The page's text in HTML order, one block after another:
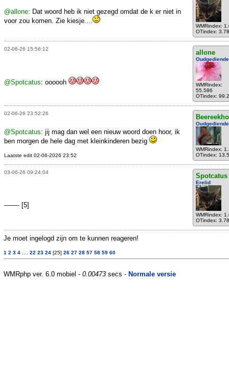
WMRindex:
OTindex:
@allone: Dat woord heb ik niet gezegd omdat de k er niet in
voor zou komen. Zie kiesje....
02-06-26 15:56:12 allone
Oudgediende
WMRindex:
55.586
OTindex:
@Spotcatus: oooooh
02-06-26 23:52:26
Oudgediende
WMRindex:
OTindex:
@Spotcatus: jij mag dan wel een nieuw woord doen hoor, ik
ben morgen de hele dag met kleinkinderen bezig
Laatste edit 02-06-2026 23:52
03-06-26 09:24:04 Spotcatus
Erelid
WMRindex:
OTindex:
——- [5]
Je moet ingelogd zijn om te kunnen reageren!
1 2 3 4 22 23 24 [25] 26 27 28 57 58 59 60
WMRphp ver. 6.0 mobiel - 0.00473 secs - Normale versie